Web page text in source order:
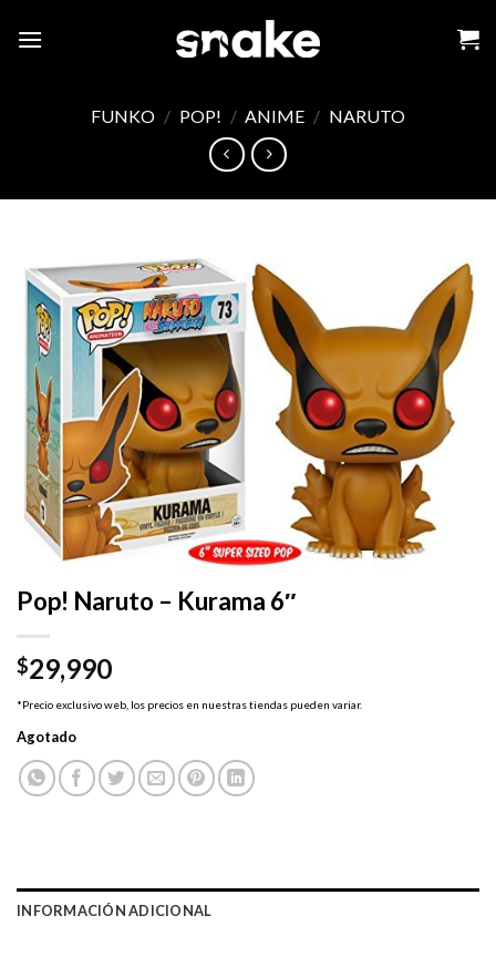
FUNKO / POP! / ANIME / NARUTO
Pop! Naruto – Kurama 6″
$29,990
*Precio exclusivo web, los precios en nuestras tiendas pueden variar.
Agotado
INFORMACIÓN ADICIONAL